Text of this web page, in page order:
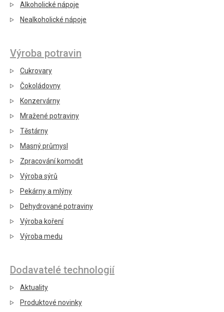
Alkoholické nápoje
Nealkoholické nápoje
Výroba potravin
Cukrovary
Čokoládovny
Konzervárny
Mražené potraviny
Těstárny
Masný průmysl
Zpracování komodit
Výroba sýrů
Pekárny a mlýny
Dehydrované potraviny
Výroba koření
Výroba medu
Dodavatelé technologií
Aktuality
Produktové novinky